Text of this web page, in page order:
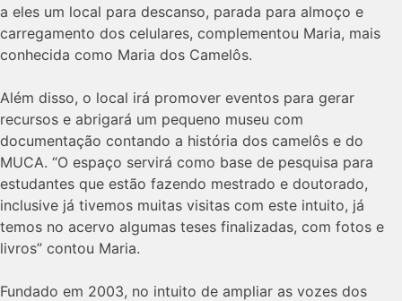
a eles um local para descanso, parada para almoço e
carregamento dos celulares, complementou Maria, mais
conhecida como Maria dos Camelôs.
Além disso, o local irá promover eventos para gerar
recursos e abrigará um pequeno museu com
documentação contando a história dos camelôs e do
MUCA. “O espaço servirá como base de pesquisa para
estudantes que estão fazendo mestrado e doutorado,
inclusive já tivemos muitas visitas com este intuito, já
temos no acervo algumas teses finalizadas, com fotos e
livros” contou Maria.
Fundado em 2003, no intuito de ampliar as vozes dos